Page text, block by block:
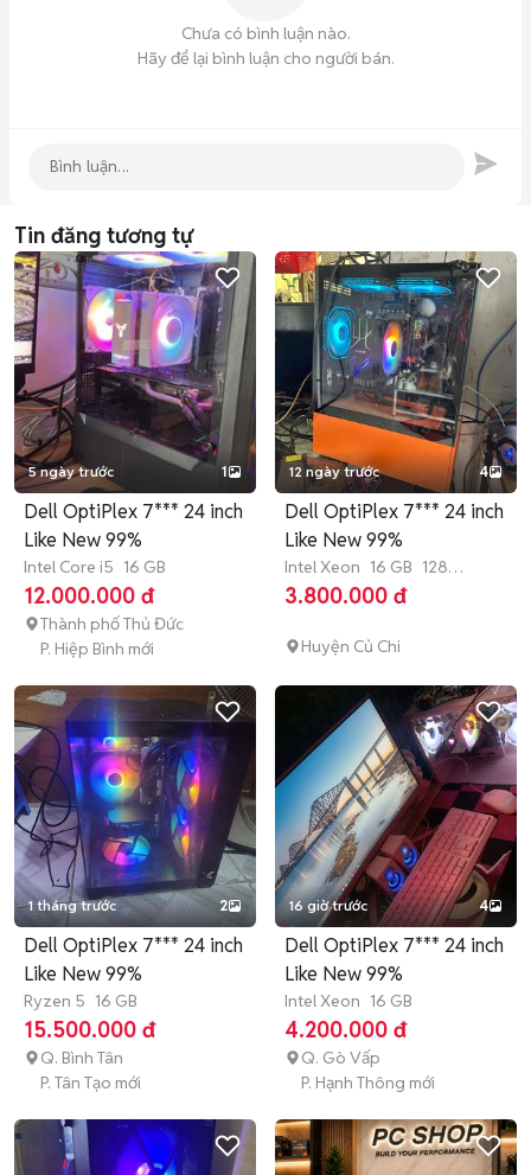
Chưa có bình luận nào.
Hãy để lại bình luận cho người bán.
Tin đăng tương tự
5 ngày trước 1
Dell OptiPlex 7*** 24 inch
Like New 99%
Intel Core i5 16 GB
12.000.000 đ
Thành phố Thủ Đức
P. Hiệp Bình mới
12 ngày trước 4
Dell OptiPlex 7*** 24 inch
Like New 99%
Intel Xeon 16 GB 128
GB SSD
3.800.000 đ
Huyện Củ Chi
1 tháng trước 2
Dell OptiPlex 7*** 24 inch
Like New 99%
Ryzen 5 16 GB
15.500.000 đ
Q. Bình Tân
P. Tân Tạo mới
16 giờ trước 4
Dell OptiPlex 7*** 24 inch
Like New 99%
Intel Xeon 16 GB
4.200.000 đ
Q. Gò Vấp
P. Hạnh Thông mới